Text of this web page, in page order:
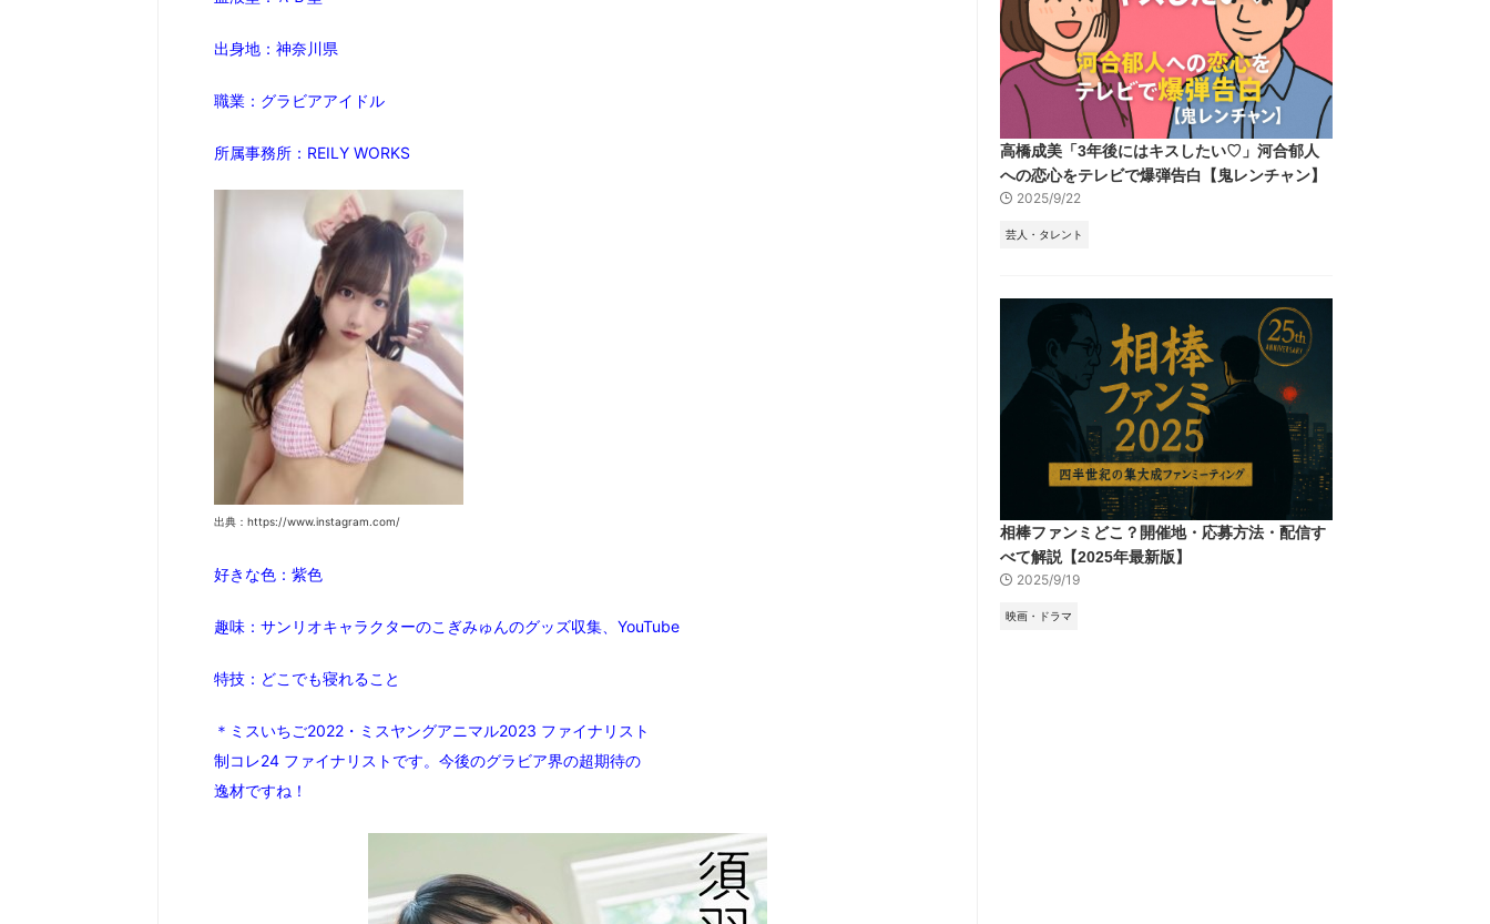
出身地：神奈川県
職業：グラビアアイドル
所属事務所：REILY WORKS
出典：https://www.instagram.com/
好きな色：紫色
趣味：サンリオキャラクターのこぎみゅんのグッズ収集、YouTube
特技：どこでも寝れること
＊ミスいちご2022・ミスヤングアニマル2023 ファイナリスト
制コレ24 ファイナリストです。今後のグラビア界の超期待の
逸材ですね！
高橋成美「3年後にはキスしたい♡」河合郁人
への恋心をテレビで爆弾告白【鬼レンチャン】
2025/9/22
芸人・タレント
相棒ファンミどこ？開催地・応募方法・配信す
べて解説【2025年最新版】
2025/9/19
映画・ドラマ